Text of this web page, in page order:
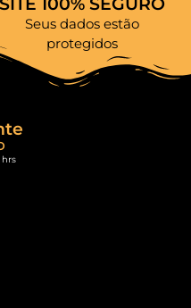
SITE 100% SEGURO
Seus dados estão
protegidos
hrs